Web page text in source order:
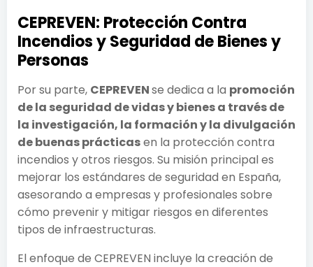
CEPREVEN: Protección Contra
Incendios y Seguridad de Bienes y
Personas
Por su parte, CEPREVENse dedica a la promoción
de la seguridad de vidas y bienes a través de
la investigación, la formación y la divulgación
de buenas prácticasen la protección contra
incendios y otros riesgos. Su misión principal es
mejorar los estándares de seguridad en España,
asesorando a empresas y profesionales sobre
cómo prevenir y mitigar riesgos en diferentes
tipos de infraestructuras.
El enfoque de CEPREVEN incluye la creación de